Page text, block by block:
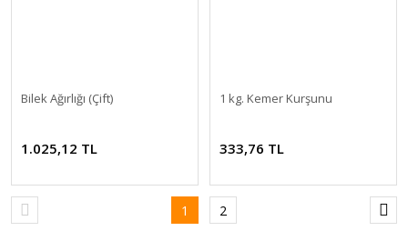
Bilek Ağırlığı (Çift)
1.025,12 TL
1 kg. Kemer Kurşunu
333,76 TL
1 2